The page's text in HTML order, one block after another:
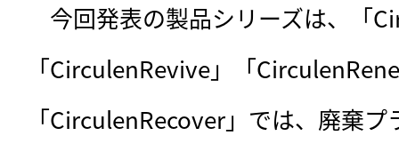
今回発表の製品シリーズは、「
「CirculenRevive」「
「CirculenRecover」では、廃棄